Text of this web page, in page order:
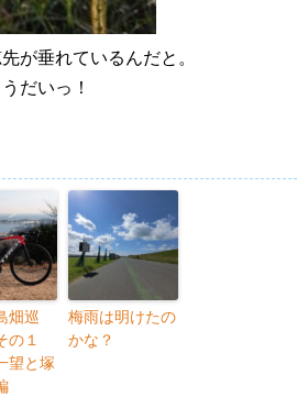
が垂れているんだと。
うだいっ！
畑巡
の１
望と塚
梅雨は明けたの
かな？